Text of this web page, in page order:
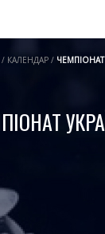
КАЛЕНДАР /